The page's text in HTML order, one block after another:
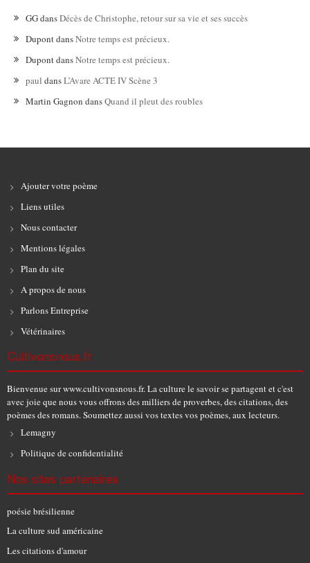
GGdansDécès de Christophe, retour sur sa vie et ses succès
DupontdansNotre temps est précieux.
DupontdansNotre temps est précieux.
paul dansL’Avare ACTE IV Scène 3
Martin Gagnon dansQuand il pleut des roubles
Ajouter votre poème
Liens utiles
Nous contacter
Mentions légales
Plan du site
A propos de nous
Parlons Entreprise
Vétérinaires
Cultivonsnous.fr
Bienvenue sur www.cultivonsnous.fr. La culture le savoir se partagent et c'est
avec joie que nous vous offrons des milliers de proverbes, des citations, des
poèmes des romans. Soumettez aussi vos textes vos poèmes, aux lecteurs.
Lemagny
Politique de confidentialité
Nos sites partenaires
poésie brésilienne
La culture sud américaine
Les citations d'amour